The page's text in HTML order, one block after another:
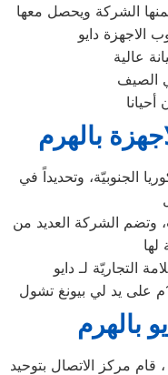
الشركة ويحصل معها
دايو
بالهرم
الجنوبيّة، وتحديداً في
وتضم الشركة العديد من
بالهرم
من خلال رقم الاتصال 01207619993 ، قام مركز الاتصال بتوحيد